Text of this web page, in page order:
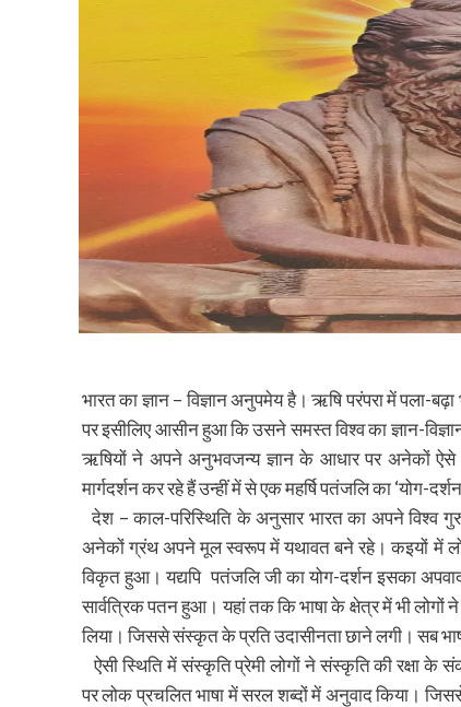
भारत का ज्ञान – विज्ञान अनुपमेय है। ऋषि परंपरा में पला-
पर इसीलिए आसीन हुआ कि उसने समस्त विश्व का ज्ञान-
ऋषियों ने अपने अनुभवजन्य ज्ञान के आधार पर अनेकों
मार्गदर्शन कर रहे हैं उन्हीं में से एक महर्षि पतंजलि का ‘योग-
देश – काल-परिस्थिति के अनुसार भारत का अपने विश्व
अनेकों ग्रंथ अपने मूल स्वरूप में यथावत बने रहे। कइयों में
विकृत हुआ। यद्यपि पतंजलि जी का योग-दर्शन इसका
सार्वत्रिक पतन हुआ। यहां तक कि भाषा के क्षेत्र में भी लोगों
लिया। जिससे संस्कृत के प्रति उदासीनता छाने लगी। सब
ऐसी स्थिति में संस्कृति प्रेमी लोगों ने संस्कृति की रक्षा
पर लोक प्रचलित भाषा में सरल शब्दों में अनुवाद किया।